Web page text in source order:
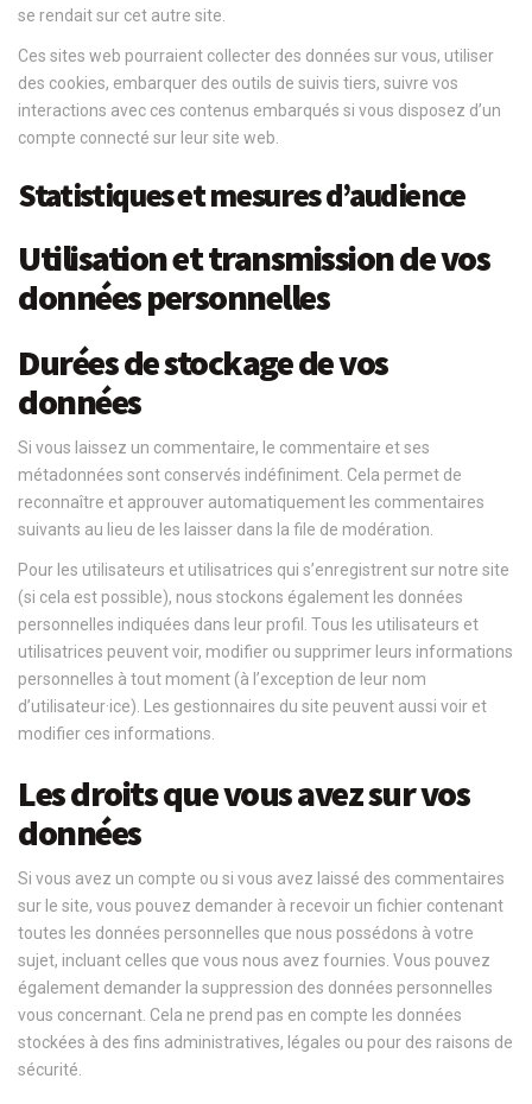
se rendait sur cet autre site.
Ces sites web pourraient collecter des données sur vous, utiliser
des cookies, embarquer des outils de suivis tiers, suivre vos
interactions avec ces contenus embarqués si vous disposez d’un
compte connecté sur leur site web.
Statistiques et mesures d’audience
Utilisation et transmission de vos
données personnelles
Durées de stockage de vos
données
Si vous laissez un commentaire, le commentaire et ses
métadonnées sont conservés indéfiniment. Cela permet de
reconnaître et approuver automatiquement les commentaires
suivants au lieu de les laisser dans la file de modération.
Pour les utilisateurs et utilisatrices qui s’enregistrent sur notre site
(si cela est possible), nous stockons également les données
personnelles indiquées dans leur profil. Tous les utilisateurs et
utilisatrices peuvent voir, modifier ou supprimer leurs informations
personnelles à tout moment (à l’exception de leur nom
d’utilisateur·ice). Les gestionnaires du site peuvent aussi voir et
modifier ces informations.
Les droits que vous avez sur vos
données
Si vous avez un compte ou si vous avez laissé des commentaires
sur le site, vous pouvez demander à recevoir un fichier contenant
toutes les données personnelles que nous possédons à votre
sujet, incluant celles que vous nous avez fournies. Vous pouvez
également demander la suppression des données personnelles
vous concernant. Cela ne prend pas en compte les données
stockées à des fins administratives, légales ou pour des raisons de
sécurité.